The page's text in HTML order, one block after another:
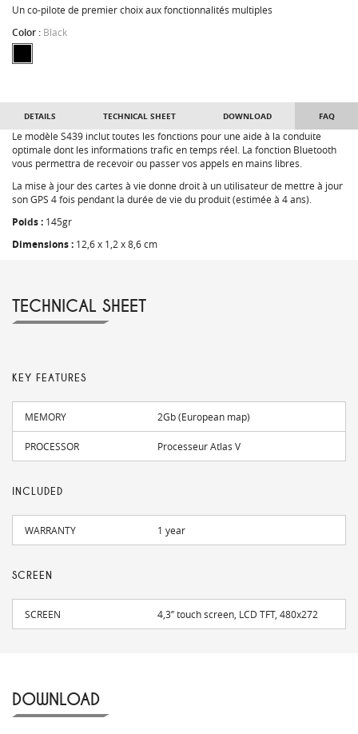
Un co-pilote de premier choix aux fonctionnalités multiples
Color : Black
DETAILS TECHNICAL SHEET DOWNLOAD FAQ
Le modèle S439 inclut toutes les fonctions pour une aide à la conduite
optimale dont les informations trafic en temps réel. La fonction Bluetooth
vous permettra de recevoir ou passer vos appels en mains libres.
La mise à jour des cartes à vie donne droit à un utilisateur de mettre à jour
son GPS 4 fois pendant la durée de vie du produit (estimée à 4 ans).
Poids : 145gr
Dimensions : 12,6 x 1,2 x 8,6 cm
TECHNICAL SHEET
KEY FEATURES
MEMORY 2Gb (European map)
PROCESSOR Processeur Atlas V
INCLUDED
WARRANTY 1 year
SCREEN
SCREEN 4,3’’ touch screen, LCD TFT, 480x272
DOWNLOAD